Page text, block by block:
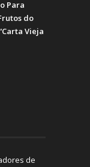
Para
do
Vieja
de